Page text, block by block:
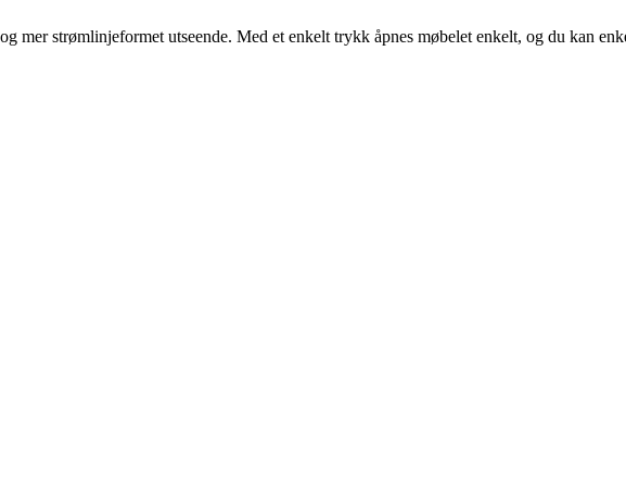
mer strømlinjeformet utseende. Med et enkelt trykk åpnes møbelet enkelt, og du kan